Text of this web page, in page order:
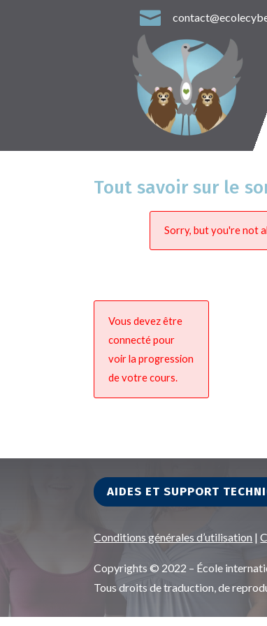

Tout savoir sur le
Sorry, but you're not
Vous devez être
connecté pour
voir la progression
de votre cours.
AIDES ET SUPPORT
Conditions générales d’utilisation |
Copyrights © 2022 – École
Tous droits de traduction, de